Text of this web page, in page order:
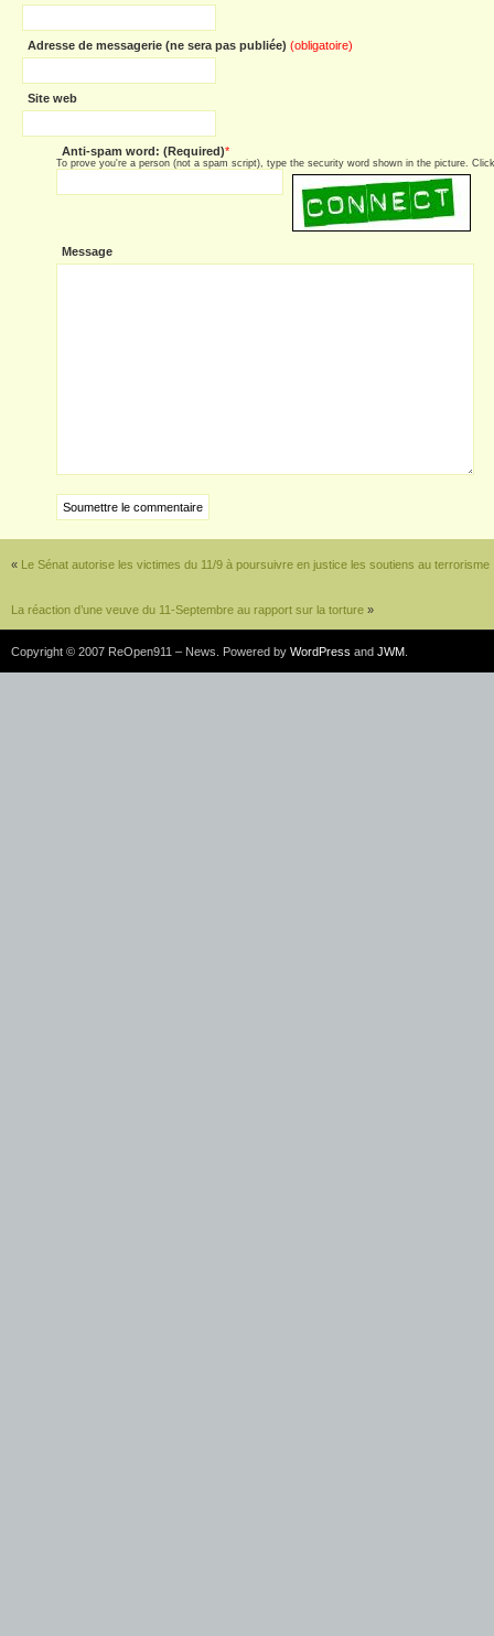
Adresse de messagerie (ne sera pas publiée) (obligatoire)
Site web
Anti-spam word: (Required)*
To prove you're a person (not a spam script), type the security word shown in the picture.
Message
« Le Sénat autorise les victimes du 11/9 à poursuivre en justice les soutiens au terrorisme
La réaction d’une veuve du 11-Septembre au rapport sur la torture »
Copyright © 2007 ReOpen911 – News. Powered by WordPress and JWM